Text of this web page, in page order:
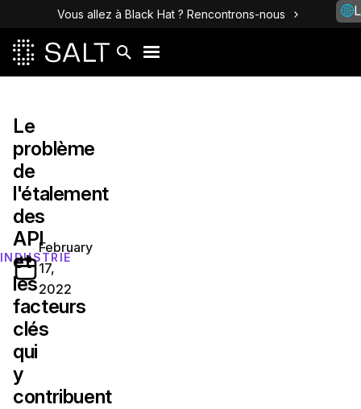
Vous allez à Black Hat ? Rencontrons-nous
INDUSTRIE
Le
problème
de
l'étalement
des
API
et
les
facteurs
clés
qui
y
contribuent
February
17,
2022